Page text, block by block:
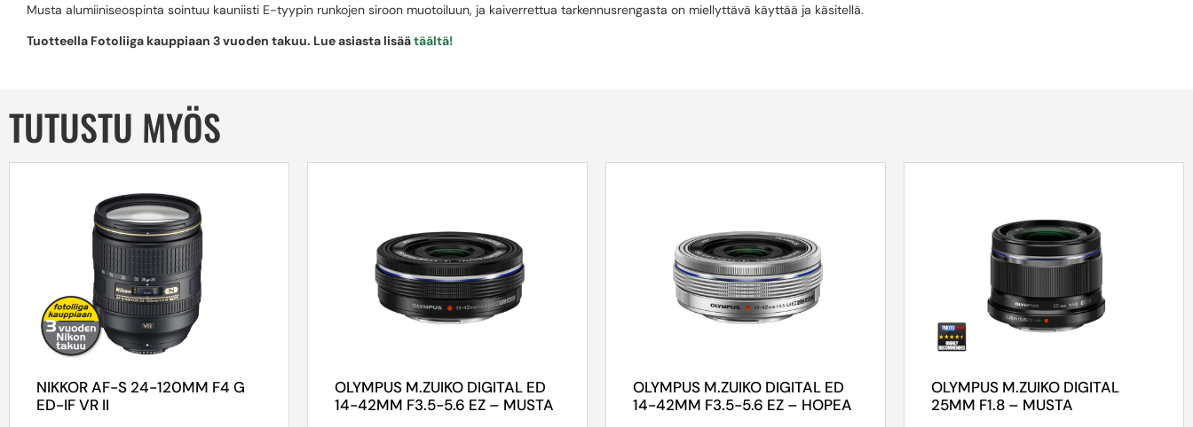
Musta alumiiniseospinta sointuu kauniisti E-tyypin runkojen siroon muotoiluun, ja kaiverrettua tarkennusrengasta on miellyttävä käyttää ja käsitellä.
Tuotteella Fotoliiga kauppiaan 3 vuoden takuu. Lue asiasta lisäätäältä!
TUTUSTU MYÖS
NIKKOR AF-S 24-120MM F4 G
ED-IF VR II
OLYMPUS M.ZUIKO DIGITAL ED
14-42MM F3.5-5.6 EZ – MUSTA
OLYMPUS M.ZUIKO DIGITAL ED
14-42MM F3.5-5.6 EZ – HOPEA
OLYMPUS M.ZUIKO DIGITAL
25MM F1.8 – MUSTA